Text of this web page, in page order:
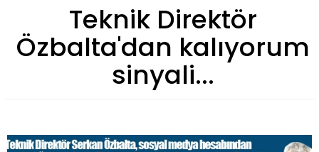
Teknik Direktör
Özbalta'dan kalıyorum
sinyali...